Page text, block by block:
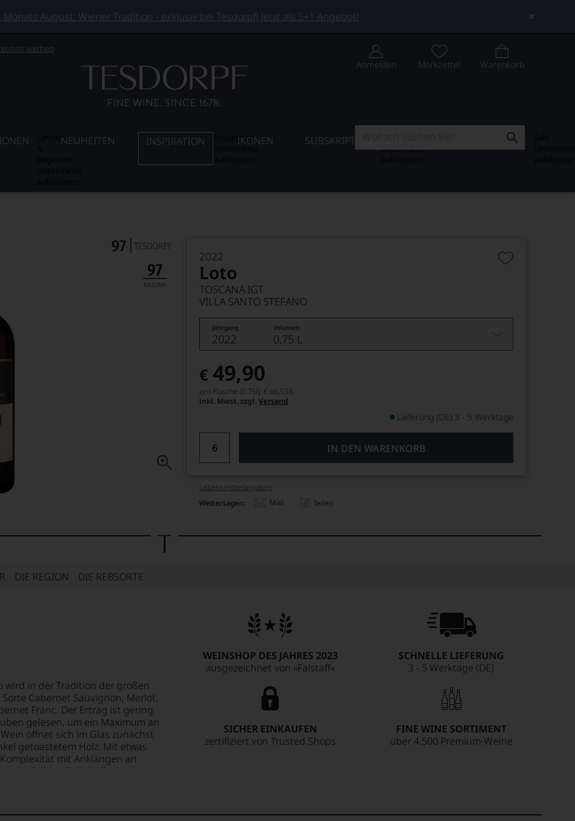
Monats August: Wiener Tradition - exklusiv bei Tesdorpf! Jetzt als 5+1 Angebot!
werben
Anmelden Merkzettel Warenkorb
LänderNEUHEITEN INSPIRATION
InspirationIKONEN SUBSKRIPTION
Untermenü
SALE
2022
Loto
TOSCANA IGT
VILLA SANTO STEFANO
Jahrgang Volumen
2022 0,75 L
€ 49,90
pro Flasche (0.75l), € 66,53/L
inkl. Mwst. zzgl.Versand
Lieferung (DE) 3 - 5 Werktage
IN DEN WARENKORB
Lebensmittel­angaben
Weitersagen:
Mail Teilen
DIE REGION DIE REBSORTE
wird in der Tradition der großen
Cabernet Sauvignon, Merlot,
Franc. Der Ertrag ist gering
gelesen, um ein Maximum an
öffnet sich im Glas zunächst
getoastetem Holz. Mit etwas
mit Anklängen an
im kühlen Teil der Toskana
mit stabilen Tanninen
WEINSHOP DES JAHRES 2023
ausgezeichnet von »Falstaff«
SCHNELLE LIEFERUNG
3 - 5 Werktage (DE)
SICHER EINKAUFEN
zertifiziert von Trusted Shops
FINE WINE SORTIMENT
über 4.500 Premium-Weine